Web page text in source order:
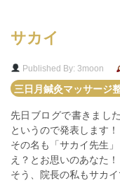
サカイ
Published By: 3moon
三日月鍼灸マッサージ
先日ブログで書きまし
というので発表します！
その名も「サカイ先生」
え？とお思いのあなた！
そう、院長の私もサカイ